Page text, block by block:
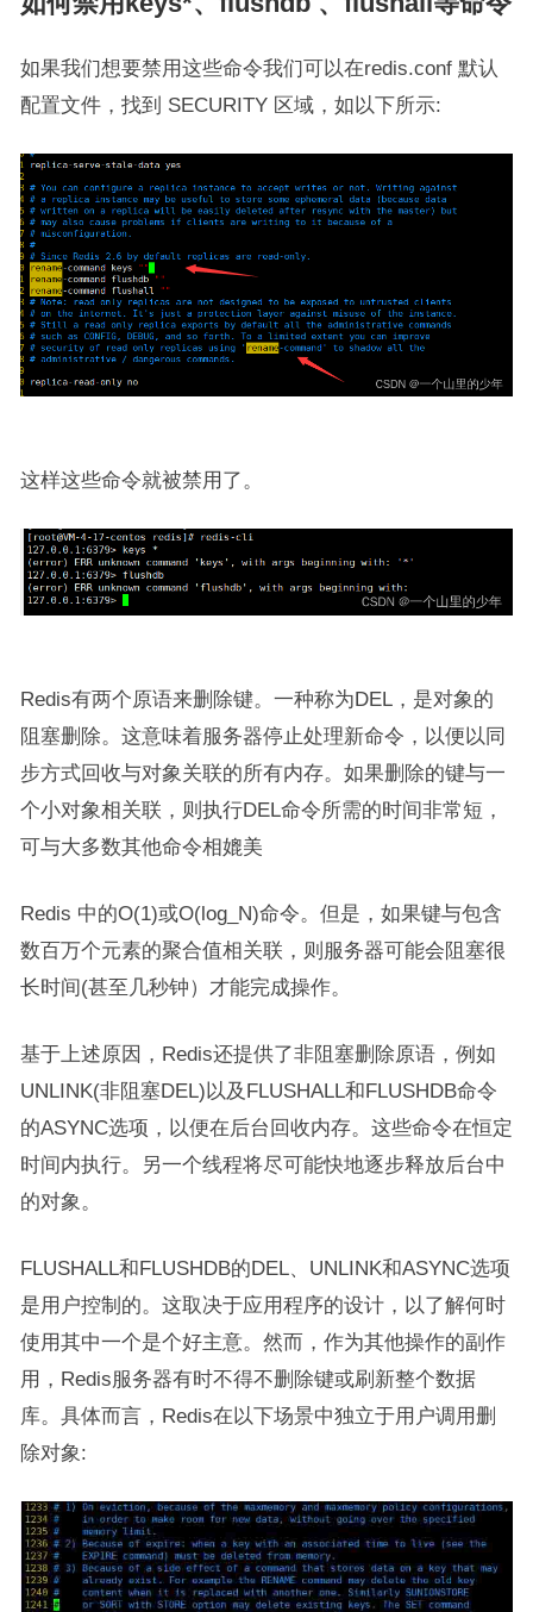
如果我们想要禁用这些命令我们可以在redis.conf 默认
配置文件，找到 SECURITY 区域，如以下所示:
这样这些命令就被禁用了。
Redis有两个原语来删除键。一种称为DEL，是对象的
阻塞删除。这意味着服务器停止处理新命令，以便以同
步方式回收与对象关联的所有内存。如果删除的键与一
个小对象相关联，则执行DEL命令所需的时间非常短，
可与大多数其他命令相媲美
Redis 中的O(1)或O(log_N)命令。但是，如果键与包含
数百万个元素的聚合值相关联，则服务器可能会阻塞很
长时间(甚至几秒钟）才能完成操作。
基于上述原因，Redis还提供了非阻塞删除原语，例如
UNLINK(非阻塞DEL)以及FLUSHALL和FLUSHDB命令
的ASYNC选项，以便在后台回收内存。这些命令在恒定
时间内执行。另一个线程将尽可能快地逐步释放后台中
的对象。
FLUSHALL和FLUSHDB的DEL、UNLINK和ASYNC选项
是用户控制的。这取决于应用程序的设计，以了解何时
使用其中一个是个好主意。然而，作为其他操作的副作
用，Redis服务器有时不得不删除键或刷新整个数据
库。具体而言，Redis在以下场景中独立于用户调用删
除对象: